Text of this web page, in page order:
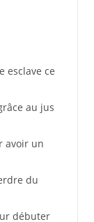
esclave ce
au jus
avoir un
du
débuter